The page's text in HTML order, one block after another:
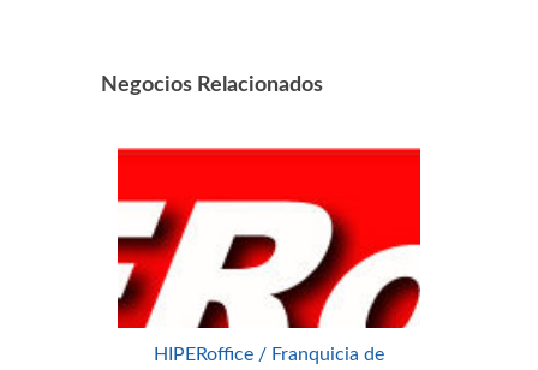
Negocios Relacionados
HIPERoffice / Franquicia de